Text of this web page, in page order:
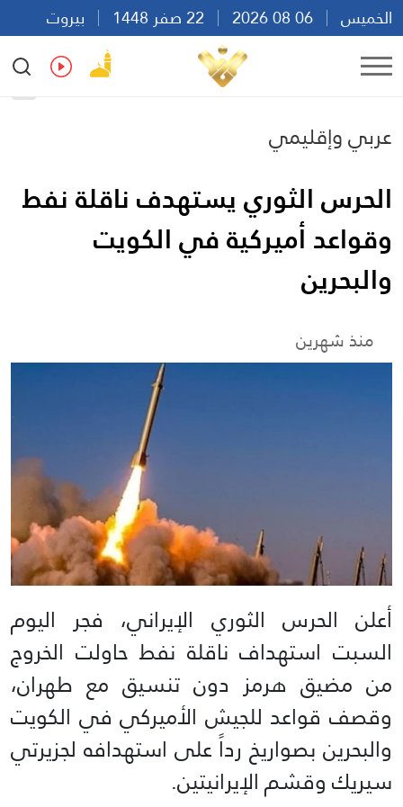
الخميس
بيروت
08:36
Ar
عربي وإقليمي
الحرس الثوري يستهدف ناقلة نفط
وقواعد أميركية في الكويت
والبحرين
منذ شهرين
أعلن الحرس الثوري الإيراني، فجر اليوم
السبت استهداف ناقلة نفط حاولت الخروج
من مضيق هرمز دون تنسيق مع طهران،
وقصف قواعد للجيش الأميركي في الكويت
والبحرين بصواريخ رداً على استهدافه لجزيرتي
سيريك وقشم الإيرانيتين.